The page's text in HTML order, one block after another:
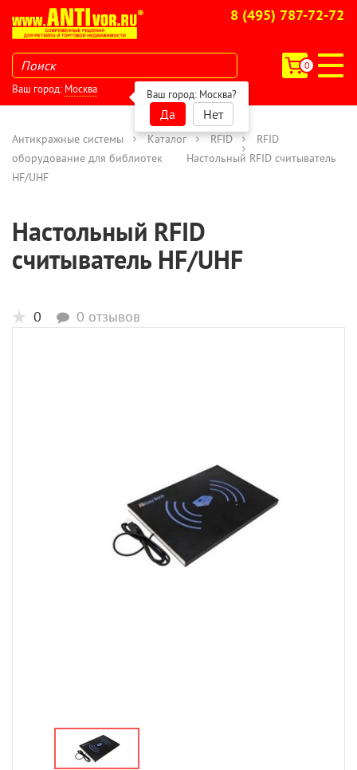
8 (495) 787-72-72
0
Ваш город: Москва Ваш город: Москва?
Да Нет
Антикражные системы Каталог RFID
RFID
оборудование для библиотек
Настольный RFID считыватель
HF/UHF
Настольный RFID
считыватель HF/UHF
0 0 отзывов